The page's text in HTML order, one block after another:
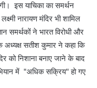
इस याचिका का समर्थन
नारायण मंदिर भी शामिल
समर्थकों ने भारत विरोधी और
अध्यक्ष सतीश कुमार ने कहा कि
को निशाना बनाए जाने के बाद
में "अधिक सक्रिय" हो गए